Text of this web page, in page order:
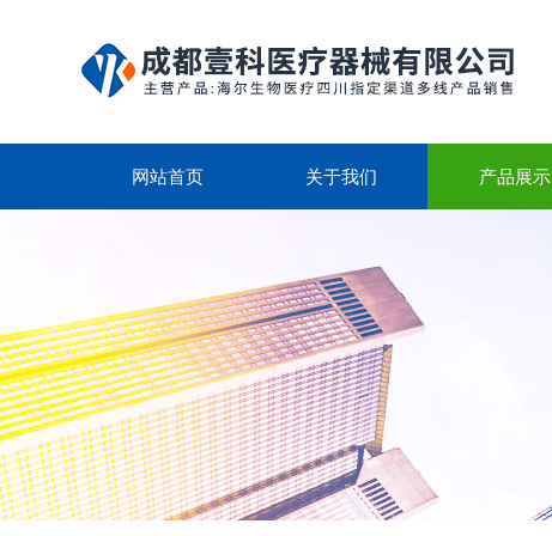
网站首页 关于我们 产品展示